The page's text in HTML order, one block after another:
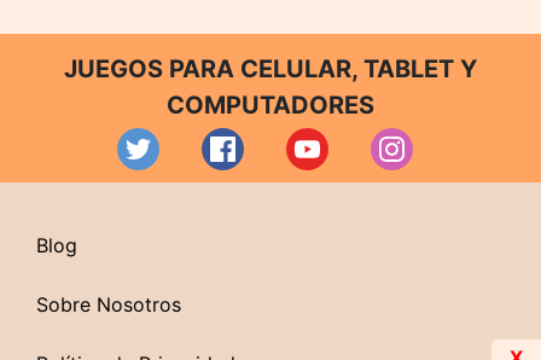
JUEGOS PARA CELULAR, TABLET Y
COMPUTADORES
Blog
Sobre Nosotros